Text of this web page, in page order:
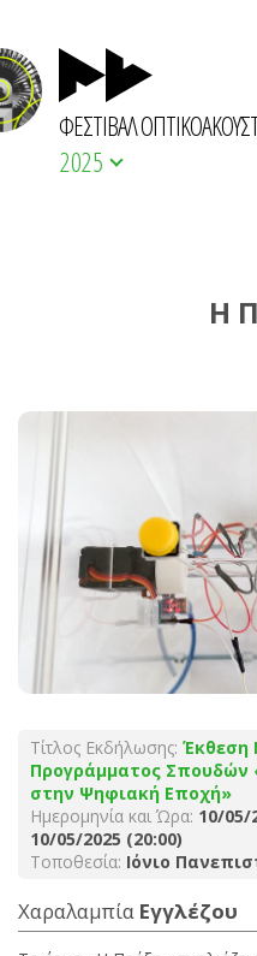
ΦΕΣΤΙΒΑΛ
2025
Η
Τίτλος Εκδήλωσης: Έκθεση
Προγράμματος Σπουδών
στην Ψηφιακή Εποχή»
Ημερομηνία και Ώρα: 10/05/
10/05/2025 (20:00)
Τοποθεσία: Ιόνιο
Χαραλαμπία Εγγλέζου